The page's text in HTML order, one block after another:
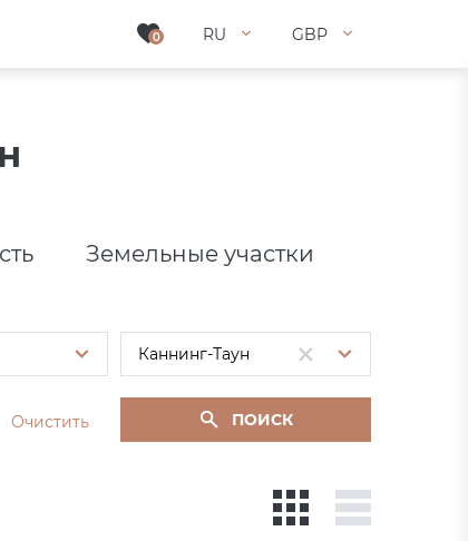
0 RU GBP
0 RU GBP
Земельные участки
Очистить ПОИСК